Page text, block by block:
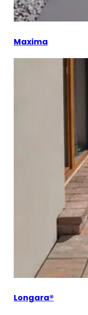
Maxima
Longara®